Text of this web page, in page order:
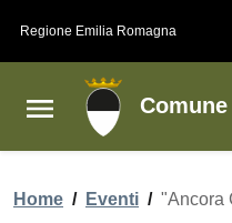
Vai al contenuto principale
Vai al footer
Regione Emilia Romagna
Home / Eventi / "Ancora